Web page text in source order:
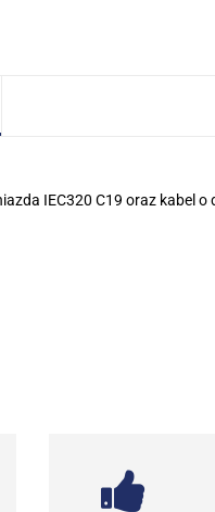
IEC320 C19 oraz kabel o